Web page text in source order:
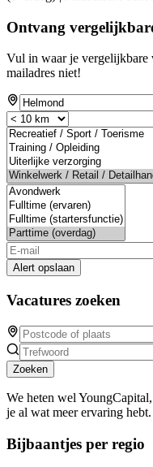
Ontvang
Vul in waar je vergelijkbare
mailadres niet!
Alert opslaan
Vacatures zoeken
Zoeken
We heten wel
je al wat meer ervaring
Bijbaantjes per regio